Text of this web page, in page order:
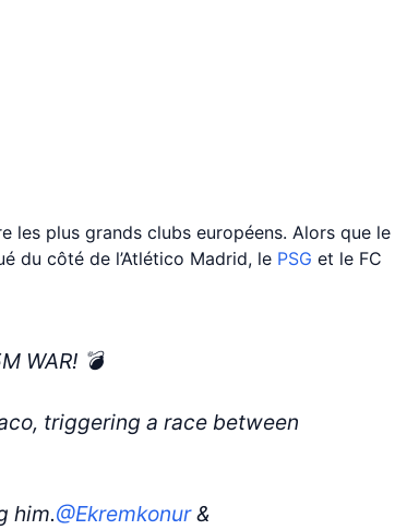
les plus grands clubs européens. Alors que le
du côté de l’Atlético Madrid, le PSG et le FC
WAR! 💣
triggering a race between
him.@Ekremkonur&